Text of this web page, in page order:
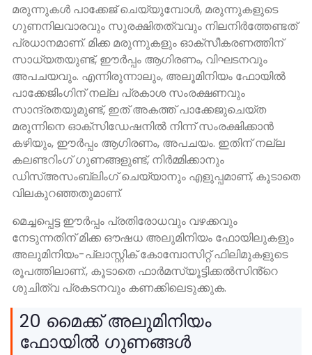
മരുന്നുകൾ പാക്കേജ് ചെയ്യുമ്പോൾ, മരുന്നുകളുടെ
ഗുണനിലവാരവും സുരക്ഷിതത്വവും നിലനിർത്തേണ്ടത്
പ്രധാനമാണ്. മിക്ക മരുന്നുകളും ഓക്സീകരണത്തിന്
സാധ്യതയുണ്ട്, ഈർപ്പം ആഗിരണം, വിഘടനവും
അപചയവും. എന്നിരുന്നാലും, അലൂമിനിയം ഫോയിൽ
പാക്കേജിംഗിന് നല്ല പ്രകാശ സംരക്ഷണവും
സാന്ദ്രതയുമുണ്ട്, ഇത് അകത്ത് പാക്കേജുചെയ്ത
മരുന്നിനെ ഓക്സിഡേഷനിൽ നിന്ന് സംരക്ഷിക്കാൻ
കഴിയും, ഈർപ്പം ആഗിരണം, അപചയം. ഇതിന് നല്ല
കലണ്ടറിംഗ് ഗുണങ്ങളുണ്ട്, നിർമ്മിക്കാനും
ഡിസ്അസംബ്ലിംഗ് ചെയ്യാനും എളുപ്പമാണ്, കൂടാതെ
വിലകുറഞ്ഞതുമാണ്.
മെച്ചപ്പെട്ട ഈർപ്പം പ്രതിരോധവും വഴക്കവും
നേടുന്നതിന് മിക്ക ഔഷധ അലുമിനിയം ഫോയിലുകളും
അലുമിനിയം-പ്ലാസ്റ്റിക് കോമ്പോസിറ്റ് ഫിലിമുകളുടെ
രൂപത്തിലാണ്., കൂടാതെ ഫാർമസ്യൂട്ടിക്കൽസിൻ്റെ
ശുചിത്വ പ്രകടനവും കണക്കിലെടുക്കുക.
20 മൈക്ക് അലുമിനിയം
ഫോയിൽ ഗുണങ്ങൾ